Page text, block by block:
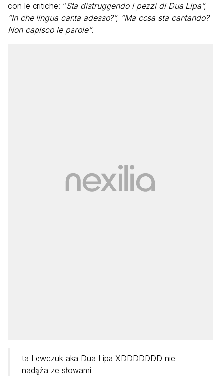
con le critiche: “Sta distruggendo i pezzi di Dua Lipa”,
“In che lingua canta adesso?”, “Ma cosa sta cantando?
Non capisco le parole”.
ta Lewczuk aka Dua Lipa XDDDDDDD nie
nadąża ze słowami